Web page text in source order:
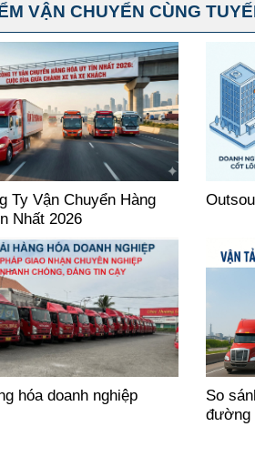
VẬN CHUYỂN CÙNG
Ty Vận Chuyển Hàng
Nhất 2026
hóa doanh nghiệp
So
đường